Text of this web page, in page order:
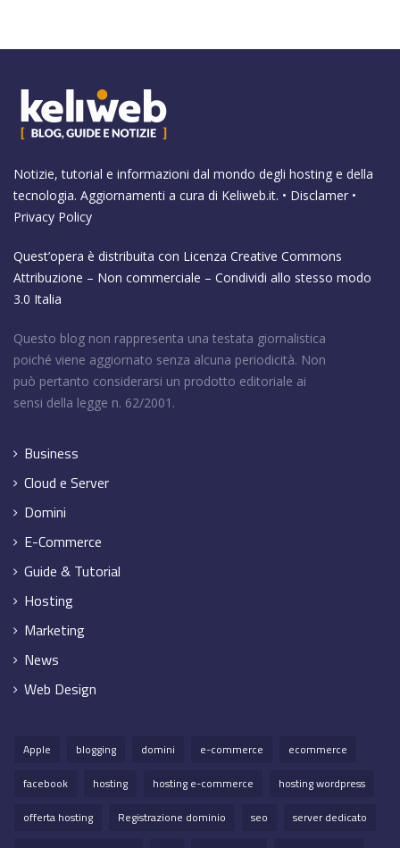
Notizie, tutorial e informazioni dal mondo degli hosting e della
tecnologia. Aggiornamenti a cura di Keliweb.it. • Disclamer •
Privacy Policy
Quest’opera è distribuita con Licenza Creative Commons
Attribuzione – Non commerciale – Condividi allo stesso modo
3.0 Italia
Questo blog non rappresenta una testata giornalistica
poiché viene aggiornato senza alcuna periodicità. Non
può pertanto considerarsi un prodotto editoriale ai
sensi della legge n. 62/2001.
Business
Cloud e Server
Domini
E-Commerce
Guide & Tutorial
Hosting
Marketing
News
Web Design
Apple blogging domini e-commerce
ecommerce
facebook
hosting hosting e-commerce
hosting wordpress
offerta hosting
Registrazione dominio seo
server dedicato